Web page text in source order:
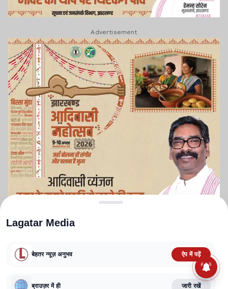
Advertisement
TERMS AND CONDITIONS
CORRECTIONS POLICY
FACT CHECKING POLICY
Lagatar Media
बेहतर न्यूज़ अनुभव ऐप में पढ़ें
ब्राउज़र में ही जारी रखें